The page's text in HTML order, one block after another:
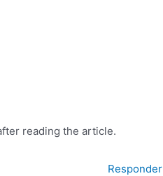
reading the article.
Responder